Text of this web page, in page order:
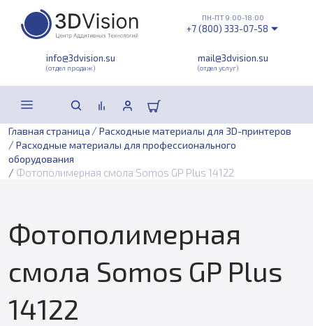
info@3dvision.su
(отдел продаж)
mail@3dvision.su
(отдел услуг)
ПН-ПТ 9:00-18:00
+7 (800) 333-07-58
Главная страница / Расходные материалы для 3D-принтеров
/ Расходные материалы для профессионального
оборудования
/ Фотополимерная смола Somos GP Plus 14122
Фотополимерная
смола Somos GP Plus
14122